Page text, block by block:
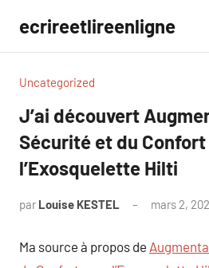
contenu
ecrireetlireenligne
Uncategorized
J’ai découvert
Sécurité et du Confort
l’Exosquelette Hilti
par Louise KESTEL mars 2,
Ma source à propos de